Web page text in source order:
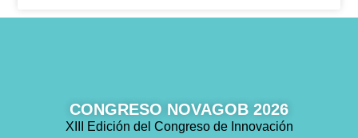
CONGRESO NOVAGOB 2026
XIII Edición del Congreso de Innovación